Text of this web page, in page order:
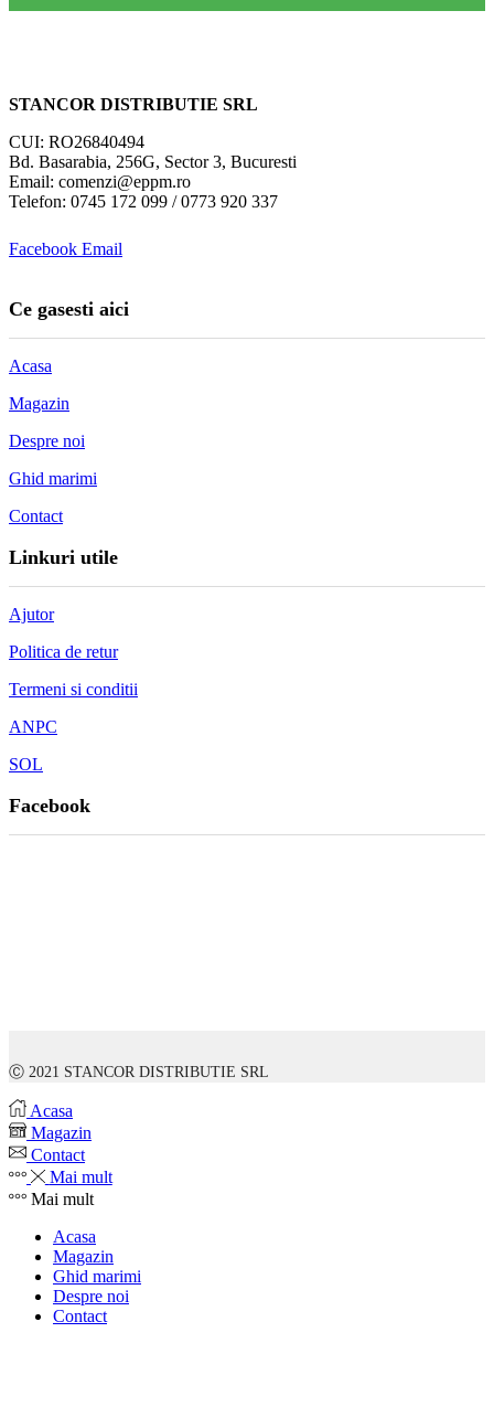
STANCOR DISTRIBUTIE SRL
CUI: RO26840494
Bd. Basarabia, 256G, Sector 3, Bucuresti
Email: comenzi@eppm.ro
Telefon: 0745 172 099 / 0773 920 337
Facebook Email
Ce gasesti aici
Acasa
Magazin
Despre noi
Ghid marimi
Contact
Linkuri utile
Ajutor
Politica de retur
Termeni si conditii
ANPC
SOL
Facebook
Ⓒ 2021 STANCOR DISTRIBUTIE SRL
Acasa
Magazin
Contact
Mai mult
Mai mult
Acasa
Magazin
Ghid marimi
Despre noi
Contact